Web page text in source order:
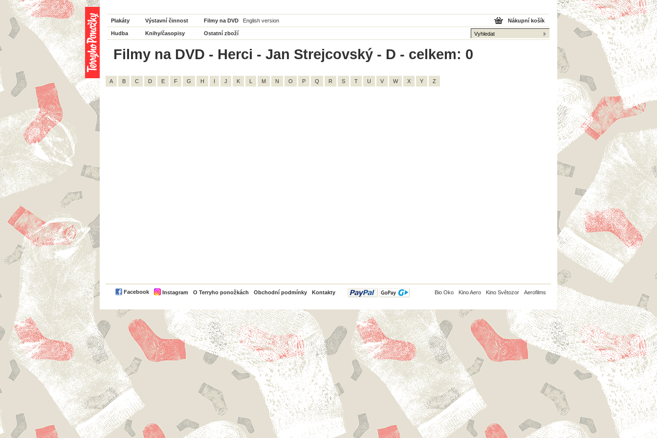
Plakáty Výstavní činnost Filmy na DVD English version
Hudba Knihy/časopisy Ostatní zboží
Nákupní košík
Filmy na DVD - Herci - Jan Strejcovský - D - celkem: 0
A B C D E F G H I J K L M N O P Q R S T U V W X Y Z
Facebook Instagram O Terryho ponožkách Obchodní podmínky Kontakty
PayPal Bio Oko Kino Aero Kino Světozor Aerofilms